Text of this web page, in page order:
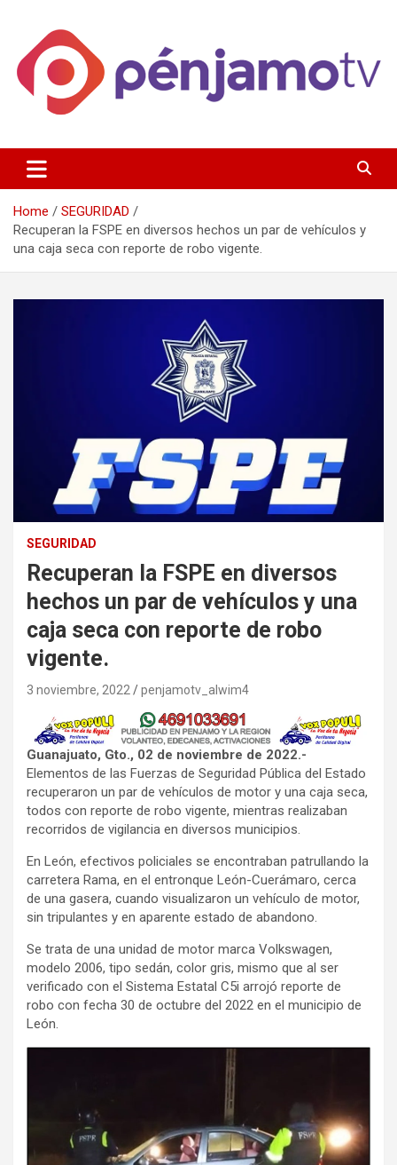
content
Penjamotv
Gto y la region.
Home
SEGURIDAD
Recuperan la FSPE en diversos hechos un par de vehículos y
una caja seca con reporte de robo vigente.
SEGURIDAD
Recuperan la FSPE en diversos
hechos un par de vehículos y una
caja seca con reporte de robo
vigente.
3 noviembre, 2022 penjamotv_alwim4
Guanajuato, Gto., 02 de noviembre de 2022.-
Elementos de las Fuerzas de Seguridad Pública del Estado
recuperaron un par de vehículos de motor y una caja seca,
todos con reporte de robo vigente, mientras realizaban
recorridos de vigilancia en diversos municipios.
En León, efectivos policiales se encontraban patrullando la
carretera Rama, en el entronque León-Cuerámaro, cerca
de una gasera, cuando visualizaron un vehículo de motor,
sin tripulantes y en aparente estado de abandono.
Se trata de una unidad de motor marca Volkswagen,
modelo 2006, tipo sedán, color gris, mismo que al ser
verificado con el Sistema Estatal C5i arrojó reporte de
robo con fecha 30 de octubre del 2022 en el municipio de
León.